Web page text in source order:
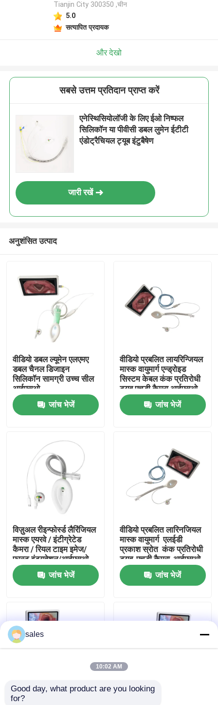
वीआर दिखाएँ
फैक्टरी यात्रा
गुणवत्ता नियंत्रण
हमसे संपर्क करें
एक बोली का अनुरोध
स्वरयंत्र मुखौटा वायुमार्ग
Tianjin City 300350 ,चीन
5.0
सत्यापित प्रदायक
और देखो
सबसे उत्तम प्रतिदान प्राप्त करें
एनेस्थिसियोलॉजी के लिए ईओ निष्फल
सिलिकॉन या पीवीसी डबल लुमेन ईटीटी
एंडोट्रैचियल ट्यूब इंटुबैषेण
जारी रखें
अनुशंसित उत्पाद
वीडियो डबल ल्यूमेन एलएमए
डबल चैनल डिजाइन
सिलिकॉन सामग्री उच्च सील
आईएसओ
जांच भेजें
वीडियो प्रबलित लायरिन्जियल
मास्क वायुमार्ग एन्ड्रोइड
सिस्टम केबल कंक प्रतिरोधी
ट्यूब एचडी कैमरा आईएसओ
जांच भेजें
विज़ुअल रीइन्फोर्स्ड लैरिंजियल
मास्क एयरवे / इंटीग्रेटेड
कैमरा / रियल टाइम इमेज/
फास्ट इंट्यूबेशन/आईएसओ
जांच भेजें
वीडियो प्रबलित लारिनजियल
मास्क वायुमार्ग ️ एलईडी
प्रकाश स्रोत ️ कंक प्रतिरोधी
ट्यूब-एचडी कैमरा-आईएसओ
जांच भेजें
विजुअल कंबाइंड एंडोब्रोंकियल
sales
10:02 AM
Good day, what product are you looking
for?